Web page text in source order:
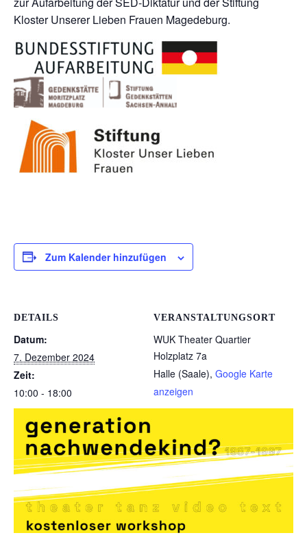
Kloster Unserer Lieben Frauen Magedeburg.
Zum Kalender hinzufügen
DETAILS
Datum:
7. Dezember 2024
Zeit:
10:00 - 18:00
VERANSTALTUNGSORT
WUK Theater Quartier
Holzplatz 7a
Halle (Saale), Google Karte
anzeigen